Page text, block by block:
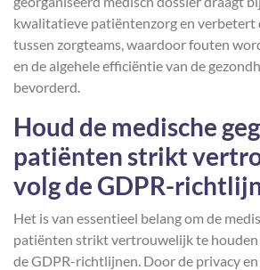
kwalitatieve patiëntenzorg en verbetert
tussen zorgteams, waardoor fouten
en de algehele efficiëntie van de
bevorderd.
Houd de medische
patiënten strikt
volg de GDPR-
Het is van essentieel belang om de
patiënten strikt vertrouwelijk te houden
de GDPR-richtlijnen. Door de privacy